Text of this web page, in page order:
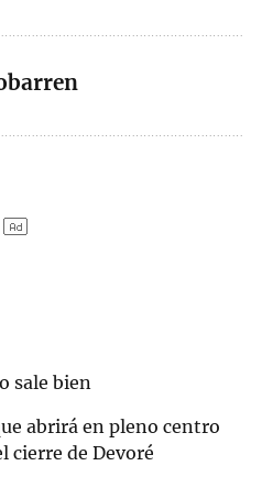
sale bien
abrirá en pleno centro
cierre de Devoré